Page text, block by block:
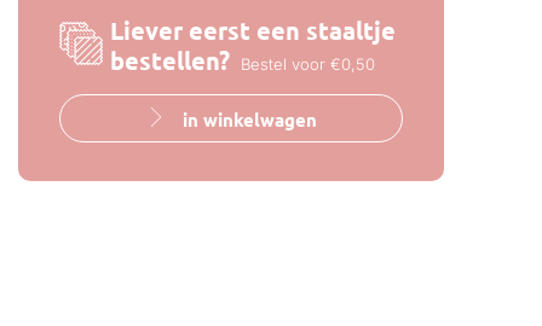
Liever eerst een staaltje
bestellen?
Bestel voor €0,50
in winkelwagen